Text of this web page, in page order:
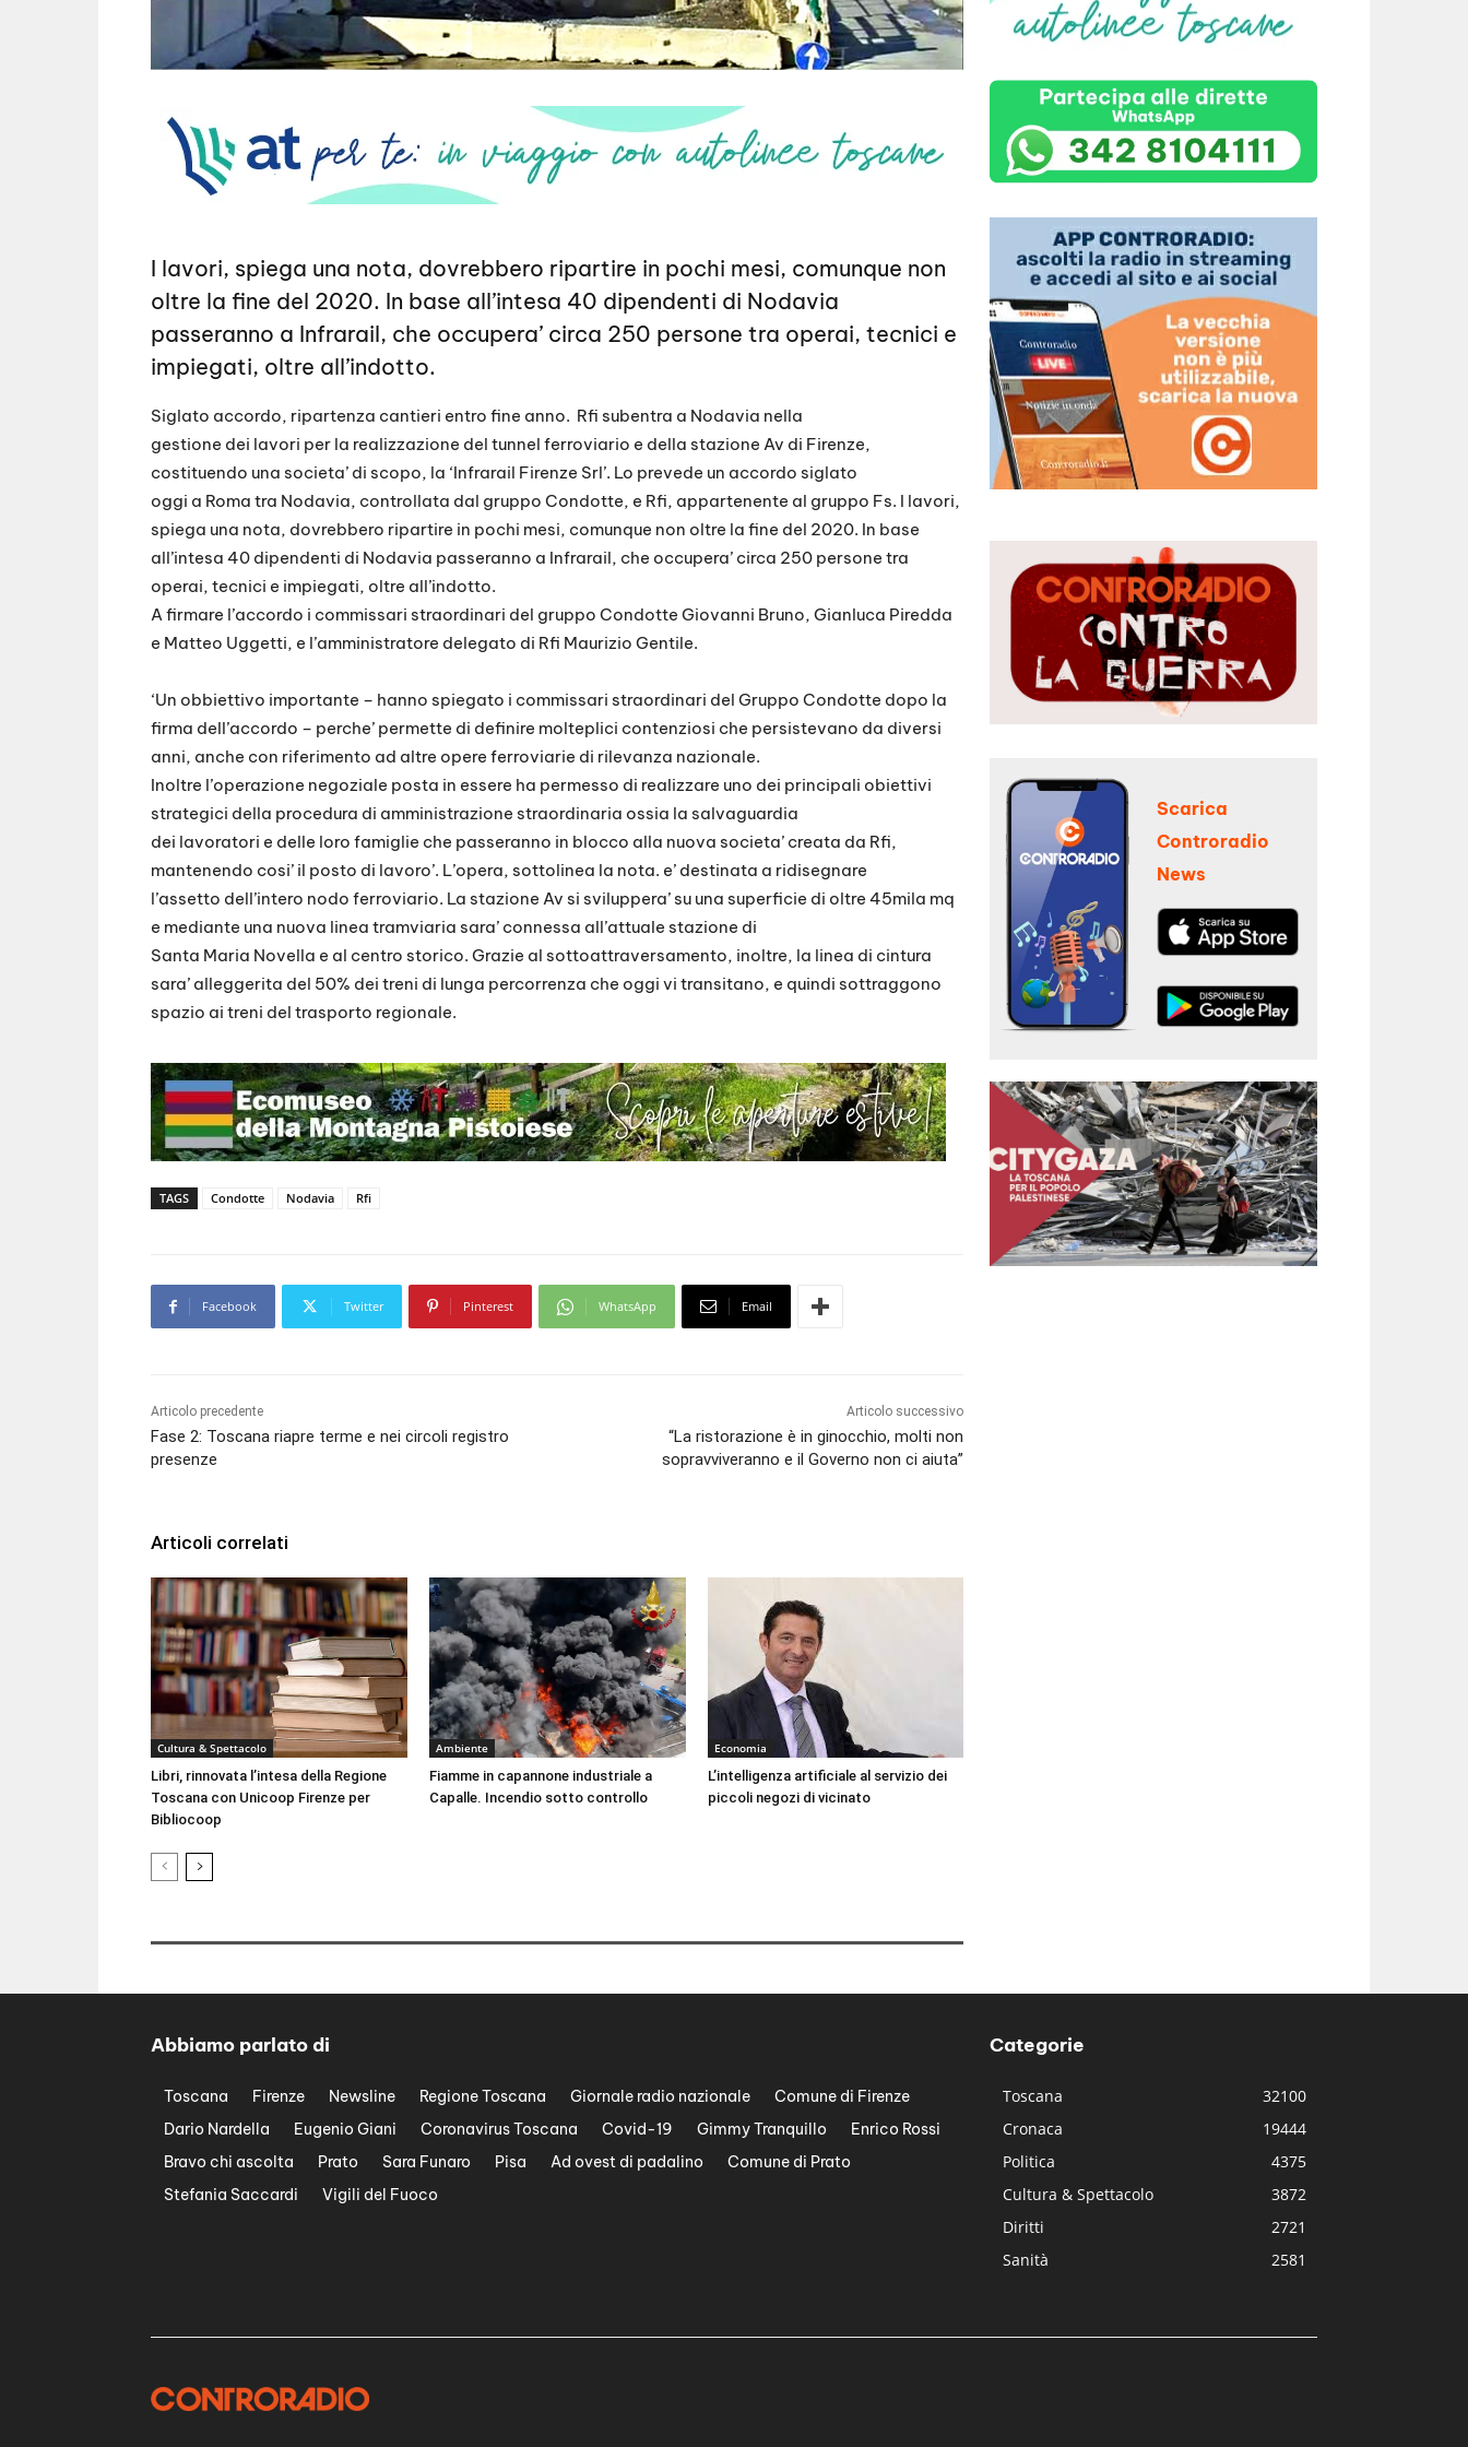
I lavori, spiega una nota, dovrebbero ripartire in pochi mesi, comunque non
oltre la fine del 2020. In base all’intesa 40 dipendenti di Nodavia
passeranno a Infrarail, che occupera’ circa 250 persone tra operai, tecnici e
impiegati, oltre all’indotto.
Siglato accordo, ripartenza cantieri entro fine anno. Rfi subentra a Nodavia nella
gestione dei lavori per la realizzazione del tunnel ferroviario e della stazione Av di Firenze,
costituendo una societa’ di scopo, la ‘Infrarail Firenze Srl’. Lo prevede un accordo siglato
oggi a Roma tra Nodavia, controllata dal gruppo Condotte, e Rfi, appartenente al gruppo Fs. I lavori,
spiega una nota, dovrebbero ripartire in pochi mesi, comunque non oltre la fine del 2020. In base
all’intesa 40 dipendenti di Nodavia passeranno a Infrarail, che occupera’ circa 250 persone tra
operai, tecnici e impiegati, oltre all’indotto.
A firmare l’accordo i commissari straordinari del gruppo Condotte Giovanni Bruno, Gianluca Piredda
e Matteo Uggetti, e l’amministratore delegato di Rfi Maurizio Gentile.
‘Un obbiettivo importante – hanno spiegato i commissari straordinari del Gruppo Condotte dopo la
firma dell’accordo – perche’ permette di definire molteplici contenziosi che persistevano da diversi
anni, anche con riferimento ad altre opere ferroviarie di rilevanza nazionale.
Inoltre l’operazione negoziale posta in essere ha permesso di realizzare uno dei principali obiettivi
strategici della procedura di amministrazione straordinaria ossia la salvaguardia
dei lavoratori e delle loro famiglie che passeranno in blocco alla nuova societa’ creata da Rfi,
mantenendo cosi’ il posto di lavoro’. L’opera, sottolinea la nota. e’ destinata a ridisegnare
l’assetto dell’intero nodo ferroviario. La stazione Av si sviluppera’ su una superficie di oltre 45mila mq
e mediante una nuova linea tramviaria sara’ connessa all’attuale stazione di
Santa Maria Novella e al centro storico. Grazie al sottoattraversamento, inoltre, la linea di cintura
sara’ alleggerita del 50% dei treni di lunga percorrenza che oggi vi transitano, e quindi sottraggono
spazio ai treni del trasporto regionale.
TAGS Condotte Nodavia Rfi
Facebook Twitter Pinterest WhatsApp Email
Articolo precedente
Fase 2: Toscana riapre terme e nei circoli registro
presenze
Articolo successivo
“La ristorazione è in ginocchio, molti non
sopravviveranno e il Governo non ci aiuta”
Articoli correlati
Cultura & Spettacolo
Libri, rinnovata l’intesa della Regione
Toscana con Unicoop Firenze per
Bibliocoop
Ambiente
Fiamme in capannone industriale a
Capalle. Incendio sotto controllo
Economia
L’intelligenza artificiale al servizio dei
piccoli negozi di vicinato
Scarica
Controradio
News
Abbiamo parlato di
Toscana Firenze Newsline Regione Toscana Giornale radio nazionale
Comune di Firenze
Dario Nardella
Eugenio Giani Coronavirus Toscana Covid-19 Gimmy Tranquillo
Enrico Rossi
Bravo chi ascolta
Prato Sara Funaro Pisa Ad ovest di padalino
Comune di Prato
Stefania Saccardi
Vigili del Fuoco
Categorie
Toscana
32100
Cronaca
19444
Politica
4375
Cultura & Spettacolo
3872
Diritti
2721
Sanità
2581